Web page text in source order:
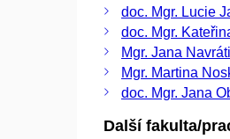
doc. Mgr. Lucie
doc. Mgr.
Mgr. Jana
Mgr. Martina
doc. Mgr. Jana
Další fakulta/